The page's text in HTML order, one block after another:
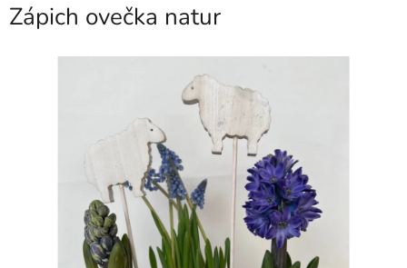
Zápich ovečka natur